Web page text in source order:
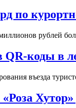
по
рублей
коды в
въезда